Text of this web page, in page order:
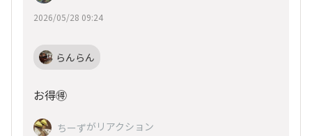
2026/05/28 09:24
らんらん
お得🉐
ちーずがリアクション